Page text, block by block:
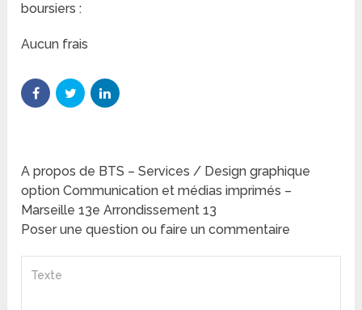
boursiers :
Aucun frais
A propos de BTS – Services / Design graphique
option Communication et médias imprimés –
Marseille 13e Arrondissement 13
Poser une question ou faire un commentaire